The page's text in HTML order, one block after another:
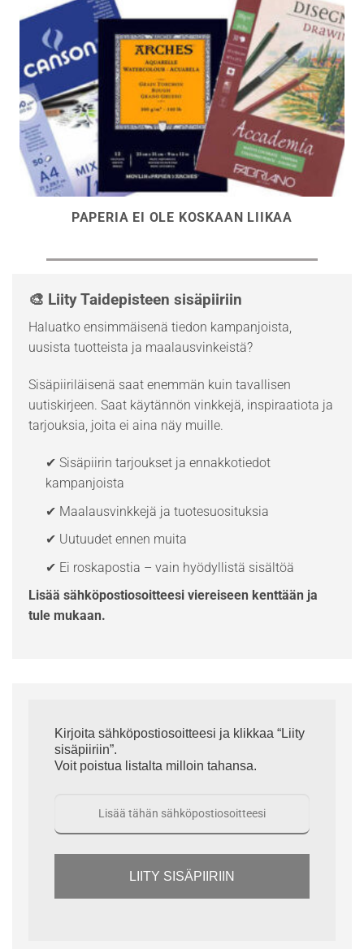
PAPERIA EI OLE KOSKAAN LIIKAA
🎨 Liity Taidepisteen sisäpiiriin
Haluatko ensimmäisenä tiedon kampanjoista,
uusista tuotteista ja maalausvinkeistä?
Sisäpiiriläisenä saat enemmän kuin tavallisen
uutiskirjeen. Saat käytännön vinkkejä, inspiraatiota ja
tarjouksia, joita ei aina näy muille.
✔ Sisäpiirin tarjoukset ja ennakkotiedot
kampanjoista
✔ Maalausvinkkejä ja tuotesuosituksia
✔ Uutuudet ennen muita
✔ Ei roskapostia – vain hyödyllistä sisältöä
Lisää sähköpostiosoitteesi viereiseen kenttään ja
tule mukaan.
Kirjoita sähköpostiosoitteesi ja klikkaa “Liity
sisäpiiriin”.
Voit poistua listalta milloin tahansa.
LIITY SISÄPIIRIIN